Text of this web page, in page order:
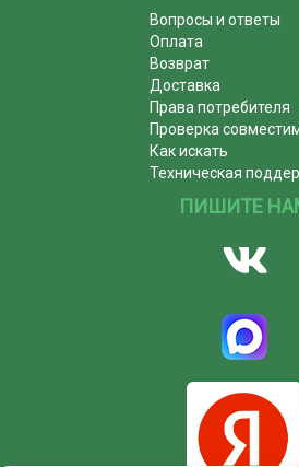
Вопросы и ответы
Оплата
Возврат
Доставка
Права потребителя
Проверка
Как искать
Техническая
ПИШИТЕ